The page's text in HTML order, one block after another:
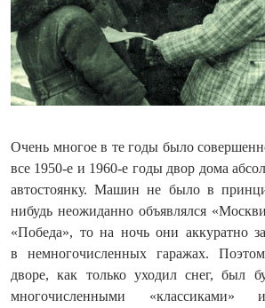
Очень многое в те годы было
все 1950-е и 1960-е годы двор дома
автостоянку. Машин не было в
нибудь неожиданно объявлялся
«Победа», то на ночь они аккуратно
в немногочисленных гаражах.
дворе, как только уходил снег, был
многочисленными